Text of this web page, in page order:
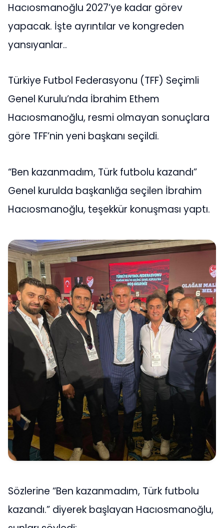
Hacıosmanoğlu 2027’ye kadar görev
yapacak. İşte ayrıntılar ve kongreden
yansıyanlar..
Türkiye Futbol Federasyonu (TFF) Seçimli
Genel Kurulu’nda İbrahim Ethem
Hacıosmanoğlu, resmi olmayan sonuçlara
göre TFF’nin yeni başkanı seçildi.
“Ben kazanmadım, Türk futbolu kazandı”
Genel kurulda başkanlığa seçilen İbrahim
Hacıosmanoğlu, teşekkür konuşması yaptı.
Sözlerine “Ben kazanmadım, Türk futbolu
kazandı.” diyerek başlayan Hacıosmanoğlu,